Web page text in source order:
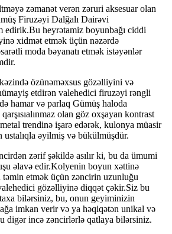
zəmanət verən zəruri aksesuar olan
Firuzəyi Dalğalı Dairəvi
edirik.Bu heyrətamiz boyunbağı ciddi
xidmət etmək üçün nəzərdə
moda bəyanatı etmək istəyənlər
özünəməxsus gözəlliyini və
etdirən valehedici firuzəyi rəngli
hamar və parlaq Gümüş haloda
olan göz oxşayan kontrast
trendinə işarə edərək, kulonya müasir
ustalıqla əyilmiş və bükülmüşdür.
zərif şəkildə asılır ki, bu da ümumi
əlavə edir.Kolyenin boyun xəttinə
təmin etmək üçün zəncirin uzunluğu
gözəlliyinə diqqət çəkir.Siz bu
taxa bilərsiniz, bu, onun geyiminizin
imkan verir və ya həqiqətən unikal və
digər incə zəncirlərlə qatlaya bilərsiniz.